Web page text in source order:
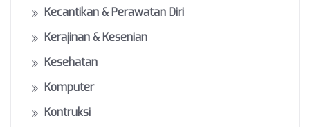
Kecantikan & Perawatan Diri
Kerajinan & Kesenian
Kesehatan
Komputer
Kontruksi